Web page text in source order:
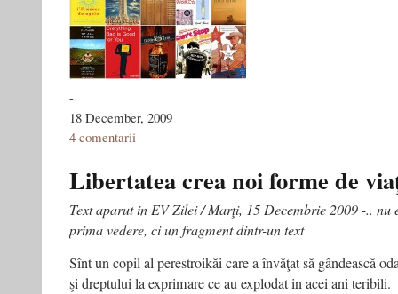
-
18 December, 2009
4 comentarii
Libertatea crea noi forme de
Text aparut in EV Zilei / Marţi, 15 Decembrie 2009 -.. nu
prima vedere, ci un fragment dintr-un text
Sînt un copil al perestroikăi care a învăţat să gândească
şi dreptului la exprimare ce au explodat in acei ani teribili.